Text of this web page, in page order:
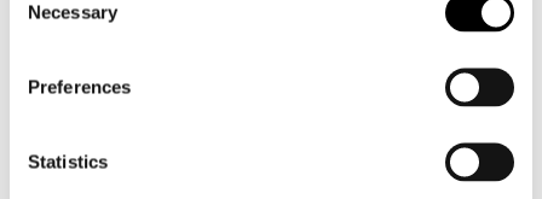
Selection
Necessary
Preferences
Statistics
Motorhoodie heren
Motorhelm heren
Motorhandschoenen heren